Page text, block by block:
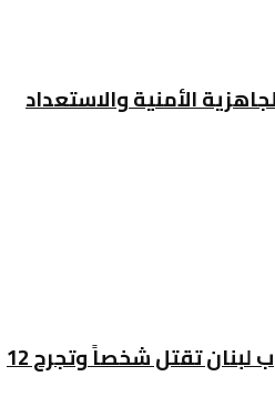
الأمنية والاستعداد
غارات إسرائيلية على جنوب لبنان تقتل شخصاً وتجرح 12